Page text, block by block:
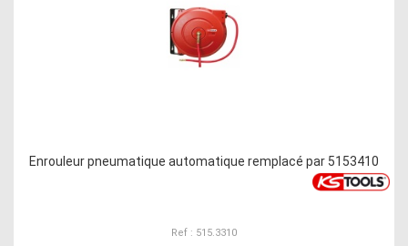
Enrouleur pneumatique automatique remplacé par 5153410
Ref : 515.3310